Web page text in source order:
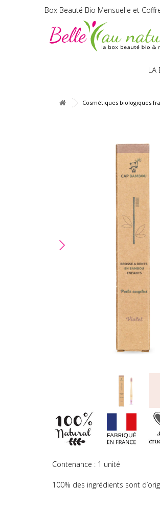
Box Beauté Bio Mensuelle et
LA
Cosmétiques biologiques
Contenance : 1 unité
100% des ingrédients sont